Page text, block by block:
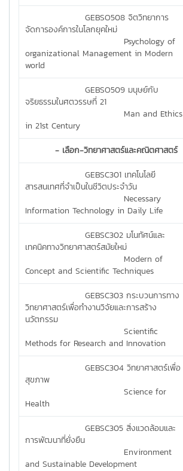
GEBSO508 จิตวิทยาการ
จัดการองค์การในโลกยุคใหม่
Psychology of
organizational Management in Modern
world
GEBSO509 มนุษย์กับ
จริยธรรมในศตวรรษที่ 21
Man and Ethics
in 21st Century
- เลือก-วิทยาศาสตร์และคณิตศาสตร์
GEBSC301 เทคโนโลยี
สารสนเทศที่จำเป็นในชีวิตประจำวัน
Necessary
Information Technology in Daily Life
GEBSC302 มโนทัศน์และ
เทคนิคทางวิทยาศาสตร์สมัยใหม่
Modern of
Concept and Scientific Techniques
GEBSC303 กระบวนการทาง
วิทยาศาสตร์เพื่อทำงานวิจัยและการสร้าง
นวัตกรรม
Scientific
Methods for Research and Innovation
GEBSC304 วิทยาศาสตร์เพื่อ
สุขภาพ
Science for
Health
GEBSC305 สิ่งแวดล้อมและ
การพัฒนาที่ยั่งยืน
Environment
and Sustainable Development